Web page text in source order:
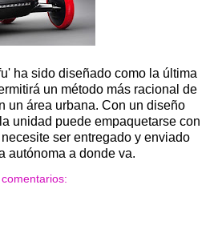
ha sido diseñado como la última
un método más racional de
un área urbana. Con un diseño
unidad puede empaquetarse con
ser entregado y enviado
autónoma a donde va.